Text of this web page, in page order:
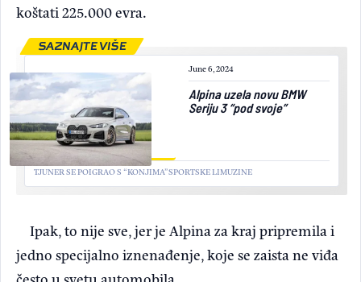
koštati 225.000 evra.
June 6, 2024
Alpina uzela novu BMW
Seriju 3 “pod svoje”
TJUNER SE POIGRAO S “KONJIMA” SPORTSKE LIMUZINE
SAZNAJTE VIŠE
Ipak, to nije sve, jer je Alpina za kraj pripremila i
jedno specijalno iznenađenje, koje se zaista ne viđa